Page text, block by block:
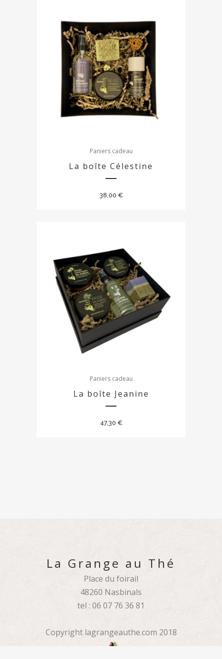
Paniers cadeau
La boîte Célestine
38,00 €
Paniers cadeau
La boîte Jeanine
47,30 €
La Grange au Thé
Place du foirail
48260 Nasbinals
tel : 06 07 76 36 81
Copyright lagrangeauthe.com 2018